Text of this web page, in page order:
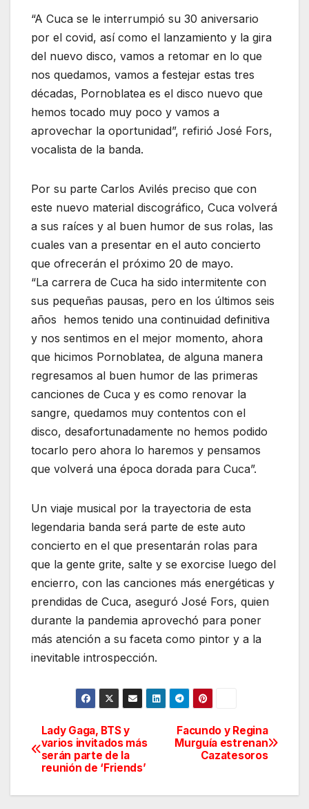
“A Cuca se le interrumpió su 30 aniversario
por el covid, así como el lanzamiento y la gira
del nuevo disco, vamos a retomar en lo que
nos quedamos, vamos a festejar estas tres
décadas, Pornoblatea es el disco nuevo que
hemos tocado muy poco y vamos a
aprovechar la oportunidad”, refirió José Fors,
vocalista de la banda.
Por su parte Carlos Avilés preciso que con
este nuevo material discográfico, Cuca volverá
a sus raíces y al buen humor de sus rolas, las
cuales van a presentar en el auto concierto
que ofrecerán el próximo 20 de mayo.
“La carrera de Cuca ha sido intermitente con
sus pequeñas pausas, pero en los últimos seis
años hemos tenido una continuidad definitiva
y nos sentimos en el mejor momento, ahora
que hicimos Pornoblatea, de alguna manera
regresamos al buen humor de las primeras
canciones de Cuca y es como renovar la
sangre, quedamos muy contentos con el
disco, desafortunadamente no hemos podido
tocarlo pero ahora lo haremos y pensamos
que volverá una época dorada para Cuca”.
Un viaje musical por la trayectoria de esta
legendaria banda será parte de este auto
concierto en el que presentarán rolas para
que la gente grite, salte y se exorcise luego del
encierro, con las canciones más energéticas y
prendidas de Cuca, aseguró José Fors, quien
durante la pandemia aprovechó para poner
más atención a su faceta como pintor y a la
inevitable introspección.
Navegación
de
entradas
Facundo y Regina
Murguía estrenan
Cazatesoros
Lady Gaga, BTS y
varios invitados más
serán parte de la
reunión de ‘Friends’